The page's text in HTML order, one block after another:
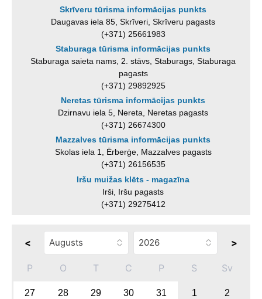
Skrīveru tūrisma informācijas punkts
Daugavas iela 85, Skrīveri, Skrīveru pagasts
(+371) 25661983
Staburaga tūrisma informācijas punkts
Staburaga saieta nams, 2. stāvs, Staburags, Staburaga
pagasts
(+371) 29892925
Neretas tūrisma informācijas punkts
Dzirnavu iela 5, Nereta, Neretas pagasts
(+371) 26674300
Mazzalves tūrisma informācijas punkts
Skolas iela 1, Ērberģe, Mazzalves pagasts
(+371) 26156535
Iršu muižas klēts - magazīna
Irši, Iršu pagasts
(+371) 29275412
< >
P O T C P S Sv
27 28 29 30 31 1 2